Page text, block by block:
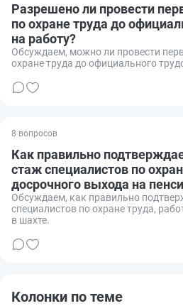
Разрешено ли провести
по охране труда до
на работу?
Обсуждаем, можно ли провести
охране труда до официального
8 вопросов
Как правильно
стаж специалистов по
досрочного выхода на
Обсуждаем, как правильно
специалистов по охране труда,
в шахте.
Колонки по теме